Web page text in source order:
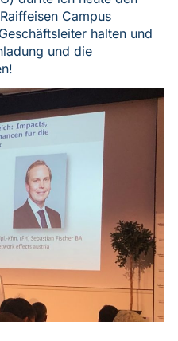
Campus
halten und
und die